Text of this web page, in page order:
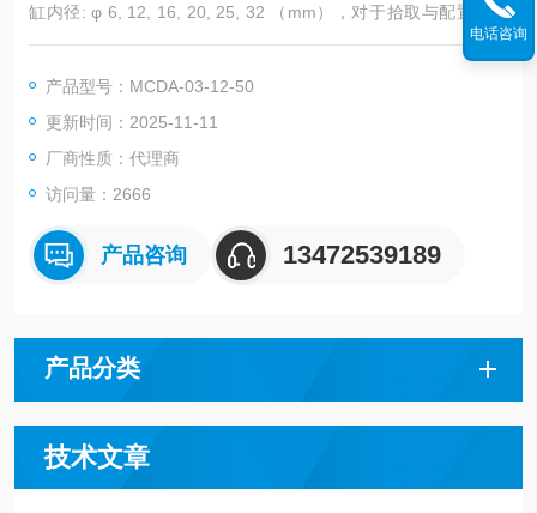
缸内径: φ 6, 12, 16, 20, 25, 32 （mm），对于拾取与配置的作
业上，此种双轴倍力缸提供了高精度的导引需求；同时，藉由两
作动方式复动型
气缸内径 （mm）6, 12, 16, 20, 25, 32
配管口径尺寸M5×0.8, Rc1/8
使用流体空气
产品型号：MCDA-03-12-50
更新时间：2025-11-11
厂商性质：代理商
访问量：2666
产品咨询 13472539189
产品分类
技术文章
电话咨询